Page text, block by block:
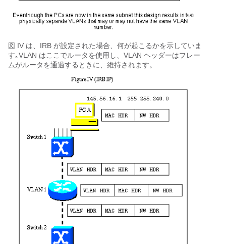
図 IV は、IRB が設定された場合、何が起こるかを示していま
す｡VLAN はここでルータを使用し、VLAN ヘッダーはフレー
ムがルータを通過するときに、維持されます。